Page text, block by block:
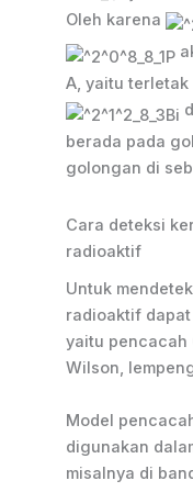
Oleh karena
A, yaitu
berada pada
golongan di
Cara deteksi
radioaktif
Untuk
radioaktif
yaitu pencacah
Wilson,
Model
digunakan
misalnya di